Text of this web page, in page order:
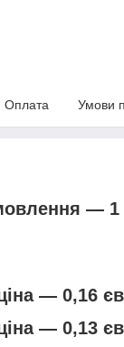
Оплата Умови
— 1
— 0,16
— 0,13